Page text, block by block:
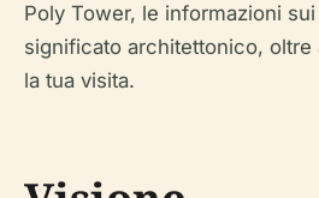
Poly Tower, le informazioni
significato architettonico,
la tua visita.